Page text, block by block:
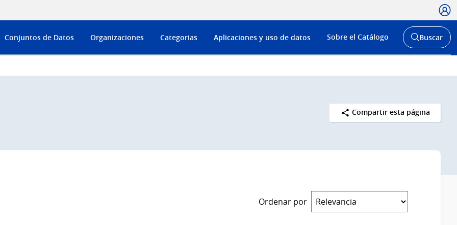
Menú
de
Conjuntos de Datos Organizaciones Categorias Aplicaciones y uso de datos Sobre el Catálogo
Abrir
buscador
Buscar
Compartir esta página
Ordenar por